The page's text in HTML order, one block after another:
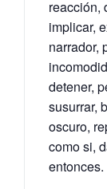
reacción,
implicar,
narrador,
detener,
susurrar,
oscuro,
como si,
entonces.